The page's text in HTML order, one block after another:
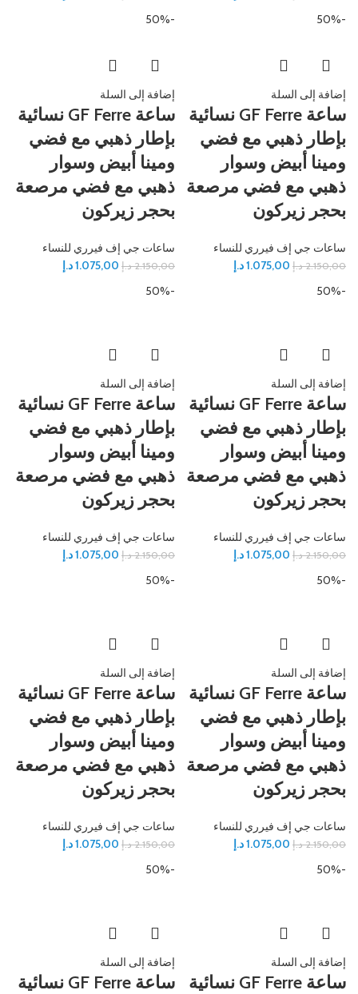
-50%
إضافة إلى السلة
ساعة GF Ferre نسائية
بإطار ذهبي مع فضي
ومينا أبيض وسوار
ذهبي مع فضي مرصعة
بحجر زيركون
ساعات جي إف فيرري للنساء
2.150,00 د.إ 1.075,00د.إ
-50%
إضافة إلى السلة
ساعة GF Ferre نسائية
بإطار ذهبي مع فضي
ومينا أبيض وسوار
ذهبي مع فضي مرصعة
بحجر زيركون
ساعات جي إف فيرري للنساء
2.150,00 د.إ 1.075,00د.إ
-50%
إضافة إلى السلة
ساعة GF Ferre نسائية
بإطار ذهبي مع فضي
ومينا أبيض وسوار
ذهبي مع فضي مرصعة
بحجر زيركون
ساعات جي إف فيرري للنساء
2.150,00 د.إ 1.075,00د.إ
-50%
إضافة إلى السلة
ساعة GF Ferre نسائية
بإطار ذهبي مع فضي
ومينا أبيض وسوار
ذهبي مع فضي مرصعة
بحجر زيركون
ساعات جي إف فيرري للنساء
2.150,00 د.إ 1.075,00د.إ
-50%
إضافة إلى السلة
ساعة GF Ferre نسائية
بإطار ذهبي مع فضي
ومينا أبيض وسوار
ذهبي مع فضي مرصعة
بحجر زيركون
ساعات جي إف فيرري للنساء
2.150,00 د.إ 1.075,00د.إ
-50%
إضافة إلى السلة
ساعة GF Ferre نسائية
بإطار ذهبي مع فضي
ومينا أبيض وسوار
ذهبي مع فضي مرصعة
بحجر زيركون
ساعات جي إف فيرري للنساء
2.150,00 د.إ 1.075,00د.إ
-50%
إضافة إلى السلة
ساعة GF Ferre نسائية
-50%
إضافة إلى السلة
ساعة GF Ferre نسائية